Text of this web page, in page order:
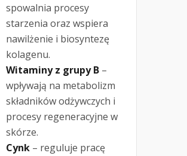
spowalnia procesy
starzenia oraz wspiera
nawilżenie i biosyntezę
kolagenu.
Witaminy z grupy B –
wpływają na metabolizm
składników odżywczych i
procesy regeneracyjne w
skórze.
Cynk – reguluje pracę